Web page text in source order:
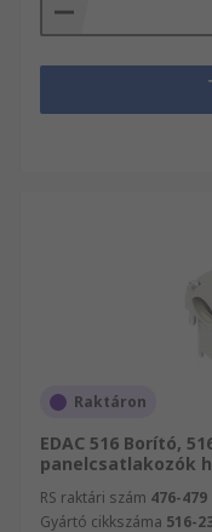
Raktáron
EDAC 516 Borító,
panelcsatlakozók
RS raktári szám 476-479
Gyártó cikkszáma 516-